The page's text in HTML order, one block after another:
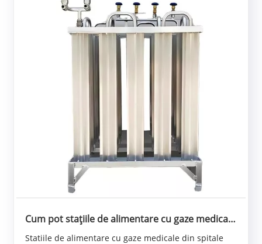
Cum pot stațiile de alimentare cu gaze medicale
Statiile de alimentare cu gaze medicale din spitale